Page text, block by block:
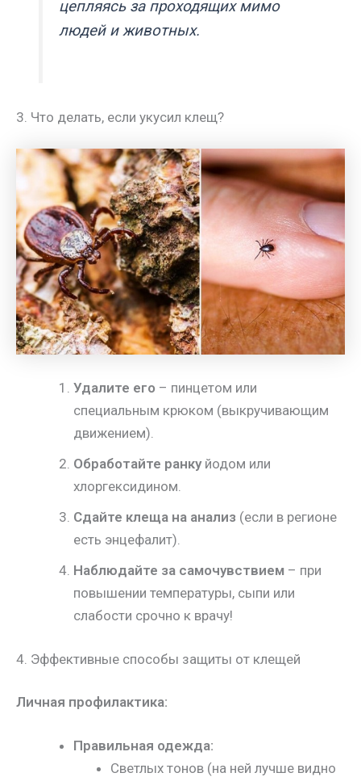
цепляясь за проходящих мимо
людей и животных.
3. Что делать, если укусил клещ?
Удалите его – пинцетом или
специальным крюком (выкручивающим
движением).
Обработайте ранкуйодом или
хлоргексидином.
Сдайте клеща на анализ (если в регионе
есть энцефалит).
Наблюдайте за самочувствием – при
повышении температуры, сыпи или
слабости срочно к врачу!
4. Эффективные способы защиты от клещей
Личная профилактика:
Правильная одежда:
Светлых тонов (на ней лучше видно